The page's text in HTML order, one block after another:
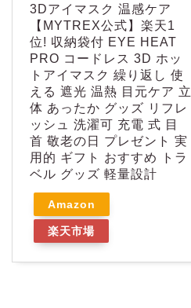
3Dアイマスク 温感ケア
【MYTREX公式】楽天1
位! 収納袋付 EYE HEAT
PRO コードレス 3D ホッ
トアイマスク 繰り返し 使
える 遮光 温熱 目元ケア 立
体 あったか グッズ リフレ
ッシュ 洗濯可 充電 式 目
首 敬老の日 プレゼント 実
用的 ギフト おすすめ トラ
ベル グッズ 軽量設計
Amazon
楽天市場